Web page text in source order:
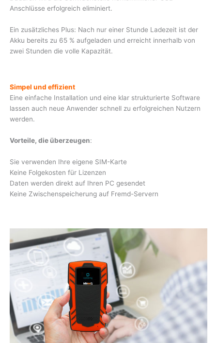
Anschlüsse erfolgreich eliminiert.
Ein zusätzliches Plus: Nach nur einer Stunde Ladezeit ist der
Akku bereits zu 65 % aufgeladen und erreicht innerhalb von
zwei Stunden die volle Kapazität.
Simpel und effizient
Eine einfache Installation und eine klar strukturierte Software
lassen auch neue Anwender schnell zu erfolgreichen Nutzern
werden.
Vorteile, die überzeugen:
Sie verwenden Ihre eigene SIM-Karte
Keine Folgekosten für Lizenzen
Daten werden direkt auf Ihren PC gesendet
Keine Zwischenspeicherung auf Fremd-Servern